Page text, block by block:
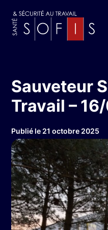
Sauveteur
Travail –
Publié le 21 octobre 2025